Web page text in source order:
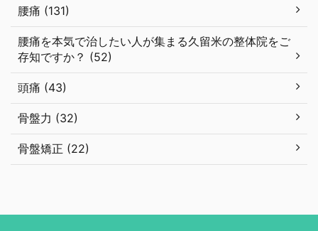
腰痛 (131)
腰痛を本気で治したい人が集まる久留米の整体院をご
存知ですか？ (52)
頭痛 (43)
骨盤力 (32)
骨盤矯正 (22)